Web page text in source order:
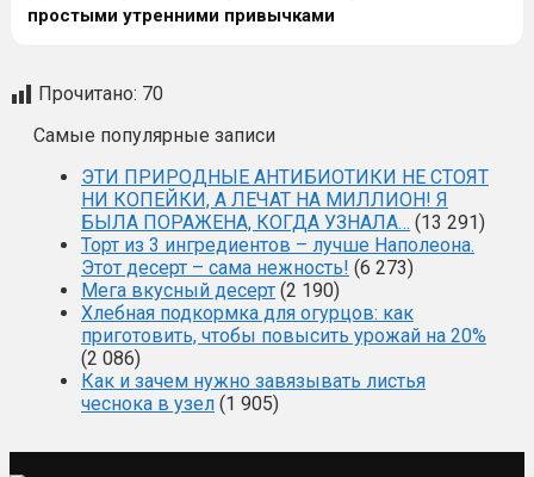
простыми утренними привычками
Прочитано: 70
Самые популярные записи
ЭТИ ПРИРОДНЫЕ АНТИБИОТИКИ НЕ СТОЯТ
НИ КОПЕЙКИ, А ЛЕЧАТ НА МИЛЛИОН! Я
БЫЛА ПОРАЖЕНА, КОГДА УЗНАЛА… (13 291)
Торт из 3 ингредиентов – лучше Наполеона.
Этот десерт – сама нежность! (6 273)
Мега вкусный десерт (2 190)
Хлебная подкормка для огурцов: как
приготовить, чтобы повысить урожай на 20%
(2 086)
Как и зачем нужно завязывать листья
чеснока в узел (1 905)